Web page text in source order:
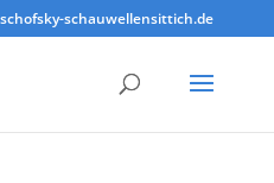
schauwellensittich.de